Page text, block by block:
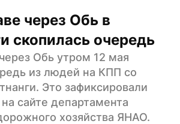
через Обь в
скопилась очередь
Обь утром 12 мая
из людей на КПП со
Это зафиксировали
сайте департамента
хозяйства ЯНАО.